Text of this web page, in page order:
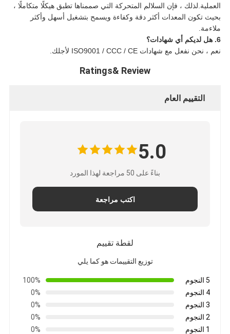
العملية.لذلك ، فإن السلالم المتحركة التي صممناها تطبق هيكلًا متكاملًا ،
بحيث تكون المعدات أكثر دقة وكفاءة ويسمح بتشغيل أسهل وأكثر
ملاءمة.
6. هل لديكم أي شهادات؟
نعم ، نحن نفعل مع شهادات ISO9001 / CCC / CE لأجلك.
Ratings& Review
التقييم العام
5.0
بناءً على 50 مراجعة لهذا المورد
اكتب مراجعة
لقطة تقييم
توزيع التقييمات هو كما يلي
5 النجوم
100%
4 النجوم
0%
3 النجوم
0%
2 النجوم
0%
1 النجوم
0%